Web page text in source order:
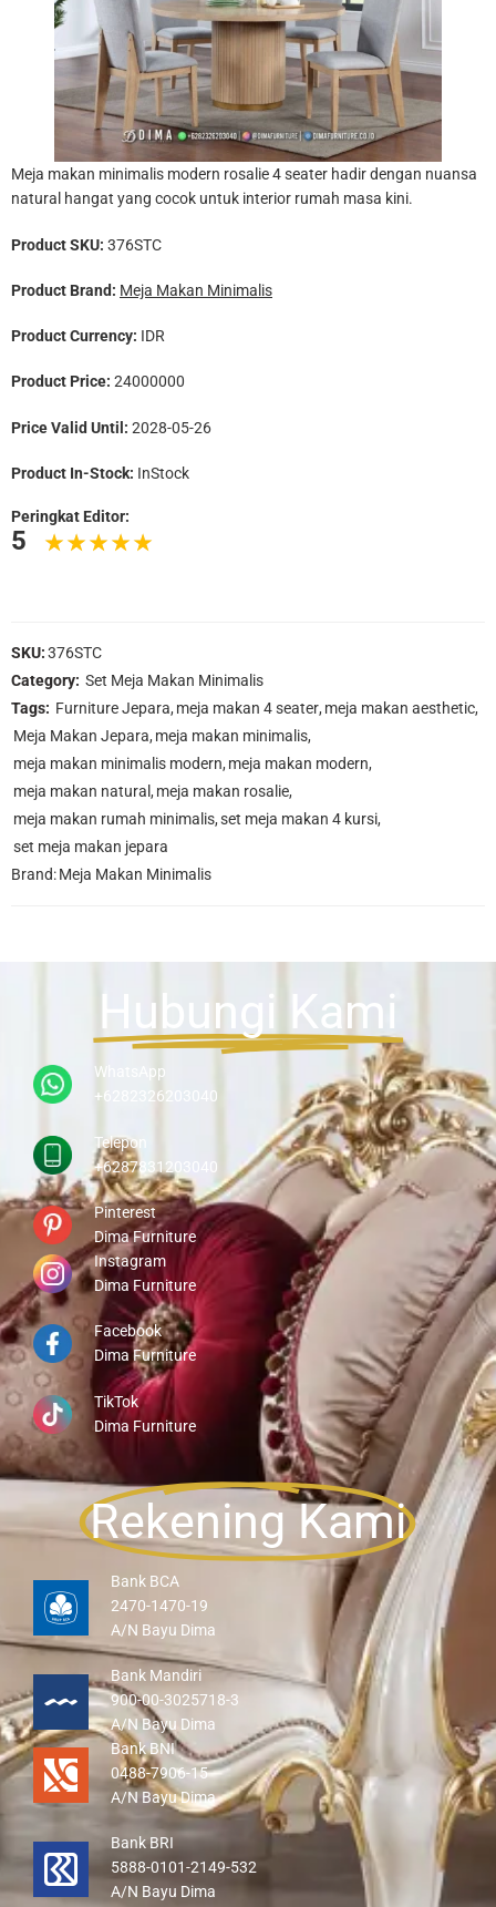
Meja makan minimalis modern rosalie 4 seater hadir dengan nuansa
natural hangat yang cocok untuk interior rumah masa kini.
Product SKU: 376STC
Product Brand: Meja Makan Minimalis
Product Currency: IDR
Product Price: 24000000
Price Valid Until: 2028-05-26
Product In-Stock: InStock
Peringkat Editor:
5
SKU:376STC
Category: Set Meja Makan Minimalis
Tags: Furniture Jepara, meja makan 4 seater, meja makan aesthetic,
Meja Makan Jepara, meja makan minimalis,
meja makan minimalis modern, meja makan modern,
meja makan natural , meja makan rosalie,
meja makan rumah minimalis,set meja makan 4 kursi,
set meja makan jepara
Brand:Meja Makan Minimalis
Hubungi Kami
WhatsApp
+6282326203040
Telepon
+6287831203040
Pinterest
Dima Furniture
Instagram
Dima Furniture
Facebook
Dima Furniture
TikTok
Dima Furniture
Rekening Kami
Bank BCA
2470-1470-19
A/N Bayu Dima
Bank Mandiri
900-00-3025718-3
A/N Bayu Dima
Bank BNI
0488-7906-15
A/N Bayu Dima
Bank BRI
5888-0101-2149-532
A/N Bayu Dima